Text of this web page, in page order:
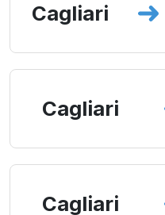
Cagliari
Cagliari
Cagliari